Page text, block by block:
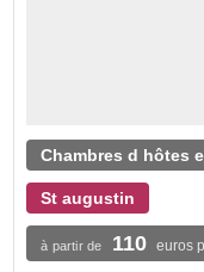
Chambres d hôtes
St augustin
à partir de 110 euros